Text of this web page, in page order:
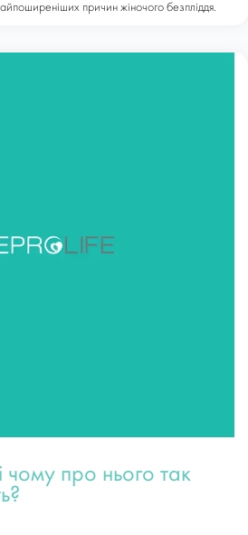
причин жіночого безпліддя.
про нього так